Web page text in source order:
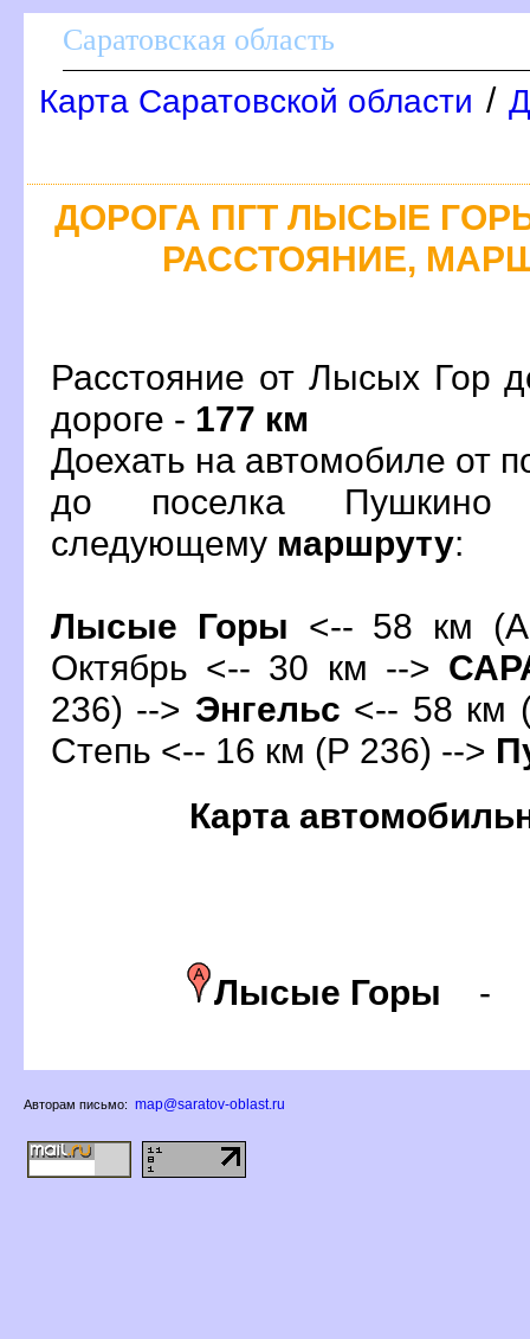
Саратовская область
Карта Саратовской области /
ДОРОГА ПГТ ЛЫСЫЕ
РАССТОЯНИЕ,
Расстояние от Лысых Гор
дороге - 177 км
Доехать на автомобиле от
до поселка Пушкино
следующему маршруту:
Лысые Горы <-- 58 км
Октябрь <-- 30 км -->
236) --> Энгельс <-- 58 км
Степь <-- 16 км (Р 236) -->
Карта
Лысые Горы -
Авторам письмо: map@saratov-oblast.ru